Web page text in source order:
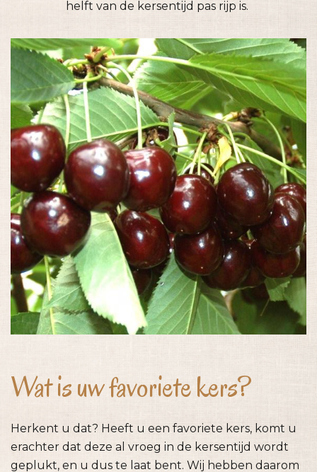
helft van de kersentijd pas rijp is.
Wat is uw favoriete kers?
Herkent u dat? Heeft u een favoriete kers, komt u
erachter dat deze al vroeg in de kersentijd wordt
geplukt, en u dus te laat bent. Wij hebben daarom